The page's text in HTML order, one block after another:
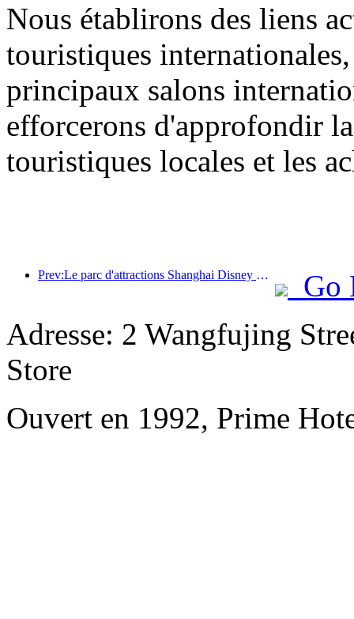
Nous établirons des liens
touristiques
principaux salons
efforcerons d'approfondir
touristiques locales et les
Prev:Le parc d'attractions Shanghai Disney Resort célèbre son 10e anniversaire et a accueilli à ce jour plus de 100 millions de visiteurs.
Go
Adresse: 2 Wangfujing
Store
Ouvert en 1992, Prime